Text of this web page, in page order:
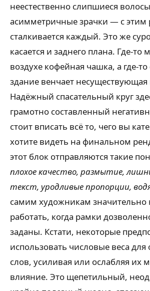
неестественно слипшиеся
асимметричные зрачки — с этим
сталкивается каждый. Это же
касается и заднего плана. Где-то
воздухе кофейная чашка, а где-
здание венчает
Надёжный спасательный круг
грамотно составленный
стоит вписать всё то, чего вы
хотите видеть на финальном
этот блок отправляются такие
плохое качество, размытие,
текст, уродливые пропорции,
самим художникам значительно
работать, когда рамки
заданы. Кстати, некоторые
использовать числовые веса для
слов, усиливая или ослабляя их
влияние. Это щепетильный,